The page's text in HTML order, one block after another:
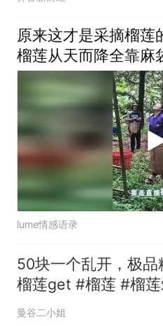
原来这才是采摘榴莲
榴莲从天而降全靠麻
lume情感语录
50块一个乱开，极品
榴莲get #榴莲 #榴莲
者 #泰国 #泰国美食
曼谷二小姐